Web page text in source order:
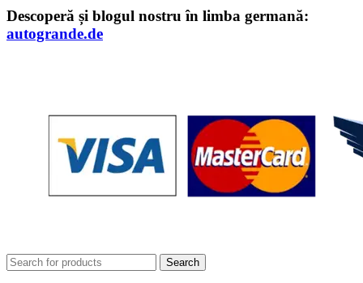
Descoperă și blogul nostru în limba germană:
autogrande.de
Search